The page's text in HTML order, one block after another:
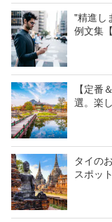
"精進し
例文集
【定番
選。楽
タイの
スポッ